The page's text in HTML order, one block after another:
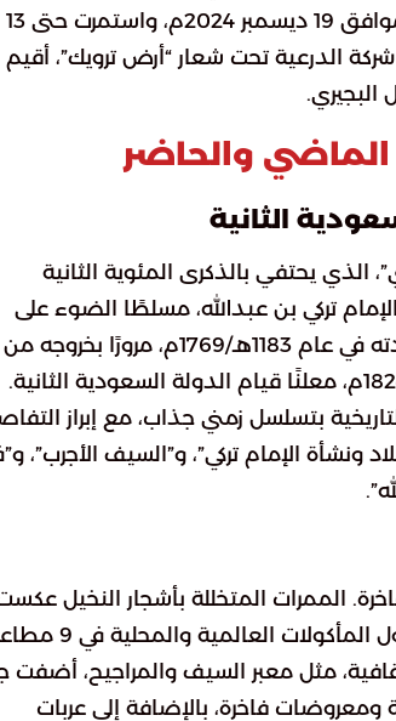
وروعة الفن والثقافة. بدأت فعالياته في 18 جمادى الآخرة 1446هـ الموافق 19 ديسمبر 2024م، واستمرت حتى 13
الذي نظمته شركة الدرعية تحت شعار “أرض ترويك”،
الثانية
“مجد مباري”، الذي يحتفي بالذكرى المئوية الثانية
تركي بن عبدالله، مسلطًا الضوء على
الأحداث التاريخية والسياسية والاجتماعية التي رافقت حياته منذ ولادته في عام 1183هـ/1769م، مرورًا بخروجه من
بتسلسل زمني جذاب، مع إبراز
ونشأة الإمام تركي”، و”السيف الأجرب”،
الممرات المتخللة بأشجار النخيل
هوية وثقافة الدرعية الأصيلة. بالإضافة إلى ذلك، استمتع الزوار بتناول
الفنية والثقافية، مثل معبر السيف والمراجيح، أضفت
ومعروضات فاخرة، بالإضافة إلى عربات